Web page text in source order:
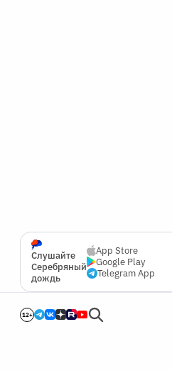
Слушайте
Серебряный
дождь
App Store
Google Play
Telegram App
12+